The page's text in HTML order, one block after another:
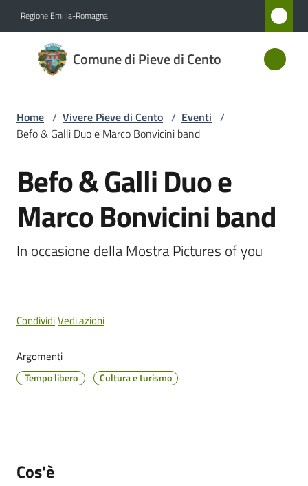
Regione Emilia-Romagna
Comune di Pieve di Cento
Comune
di Pieve
Novità
Servizi
Vivere
Menu selezionato
gli
Home / Vivere Pieve di Cento / Eventi /
Befo & Galli Duo e Marco Bonvicini band
Salta al contenuto
Befo & Galli Duo e
Marco Bonvicini band
In occasione della Mostra Pictures of you
CondividiVedi azioni
Argomenti
Tempo libero Cultura e turismo
Cos'è